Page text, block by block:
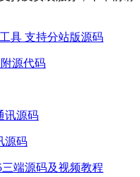
具 支持分站版源码
源代码
源码